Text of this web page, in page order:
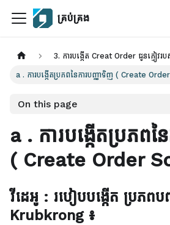
គ្រប់គ្រង
3. ការបង្កើត Creat Order ជូនភ្ញៀវរប
a . ការបង្កើតប្រភពនៃការបញ្ញាទិញ ( Create
On this page
a . ការបង្កើតប្រភពន
( Create Order
វីដេអូ : របៀបបង្កើត ប្រភព
Krubkrong៖